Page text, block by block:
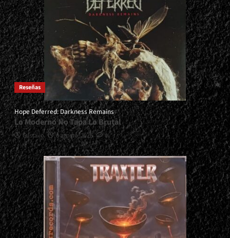
Reseñas
Hope Deferred: Darkness Remains
Lo Moderno No Tapa Lo Brutal
Gustavo 6 agosto, 2026 0